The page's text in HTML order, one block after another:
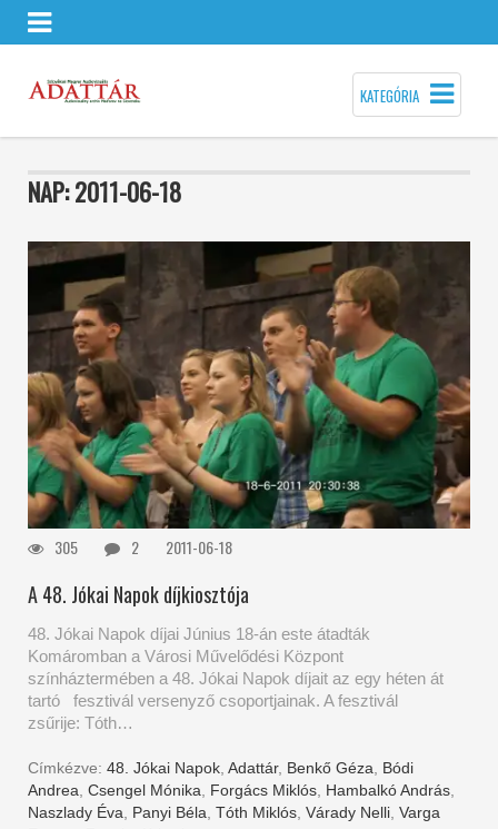
KATEGÓRIA
NAP:2011-06-18
305 2 2011-06-18
A 48. Jókai Napok díjkiosztója
48. Jókai Napok díjai Június 18-án este átadták
Komáromban a Városi Művelődési Központ
színháztermében a 48. Jókai Napok díjait az egy héten át
tartó fesztivál versenyző csoportjainak. A fesztivál
zsűrije: Tóth…
Címkézve: 48. Jókai Napok, Adattár, Benkő Géza, Bódi
Andrea, Csengel Mónika, Forgács Miklós, Hambalkó András,
Naszlady Éva, Panyi Béla, Tóth Miklós, Várady Nelli, Varga